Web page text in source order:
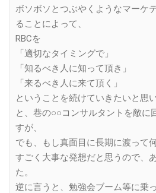
ボソボソとつぶやくようなマーケ
ることによって、
RBCを
「適切なタイミングで」
「知るべき人に知って頂き」
「来るべき人に来て頂く」
ということを続けていきたいと思い
と、巷の○○コンサルタントを敵に
すが、
でも、もし真面目に長期に渡って
すごく大事な発想だと思うので、
た。
逆に言うと、勉強会ブーム等に乗